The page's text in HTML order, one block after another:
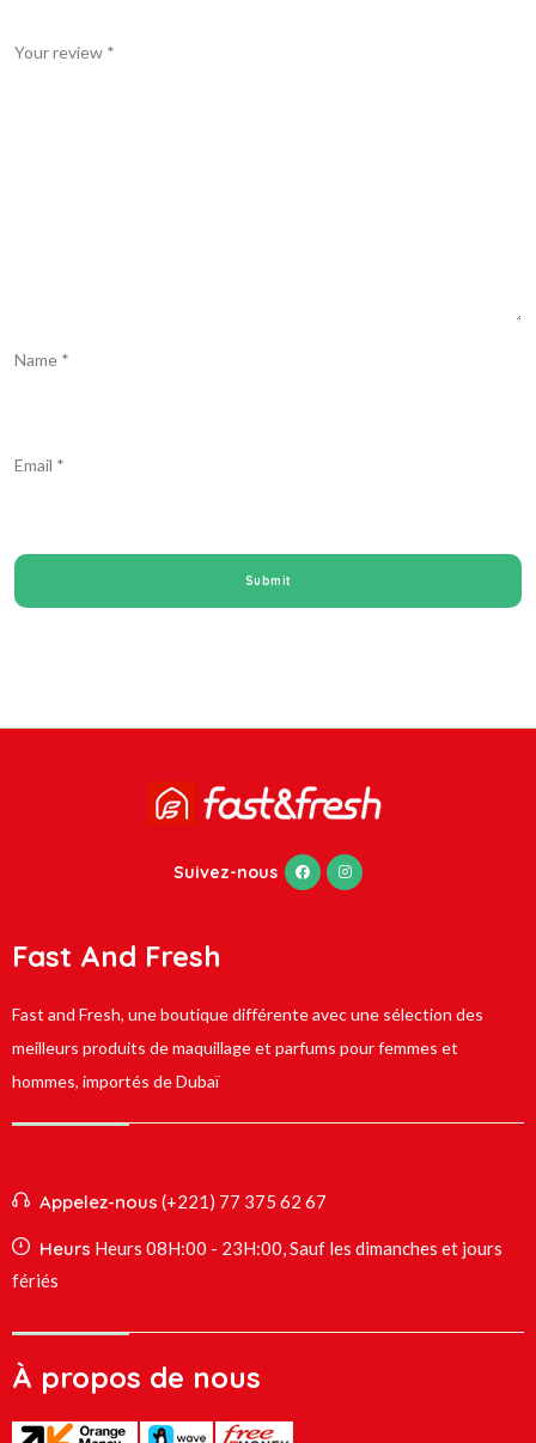
Your review *
Name *
Email *
Suivez-nous
Fast And Fresh
Fast and Fresh, une boutique différente avec une sélection des
meilleurs produits de maquillage et parfums pour femmes et
hommes, importés de Dubaï
Appelez-nous (+221) 77 375 62 67
Heurs Heurs 08H:00 - 23H:00, Sauf les dimanches et jours
fériés
À propos de nous